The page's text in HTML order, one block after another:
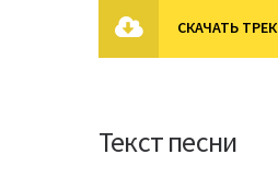
СКАЧАТЬ ТРЕК
Текст песни